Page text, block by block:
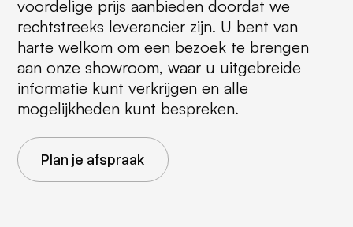
voordelige prijs aanbieden doordat we
rechtstreeks leverancier zijn. U bent van
harte welkom om een bezoek te brengen
aan onze showroom, waar u uitgebreide
informatie kunt verkrijgen en alle
mogelijkheden kunt bespreken.
Plan je afspraak